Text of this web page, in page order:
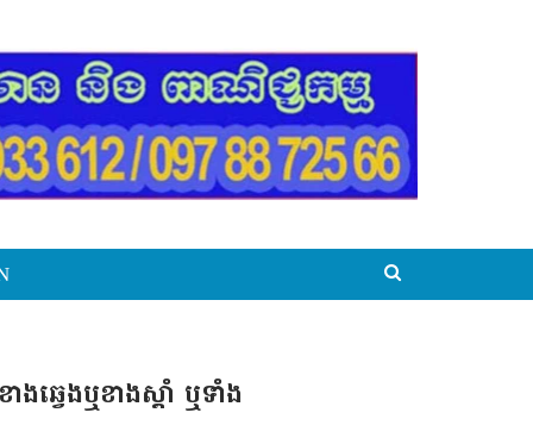
ឆ្វេងឬខាងស្តាំ ឬទាំង